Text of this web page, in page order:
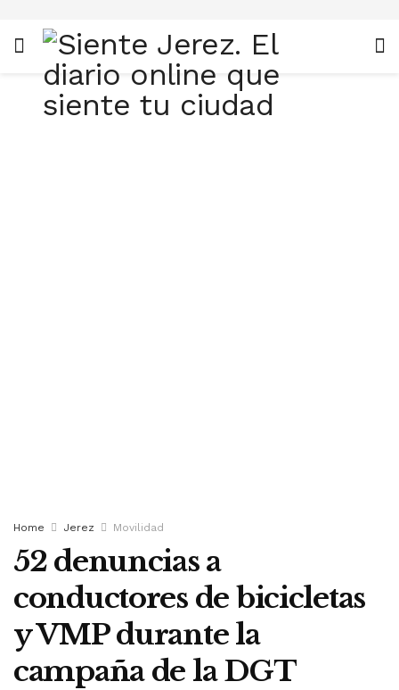
Home Jerez Movilidad
52 denuncias a
conductores de bicicletas
y VMP durante la
campaña de la DGT